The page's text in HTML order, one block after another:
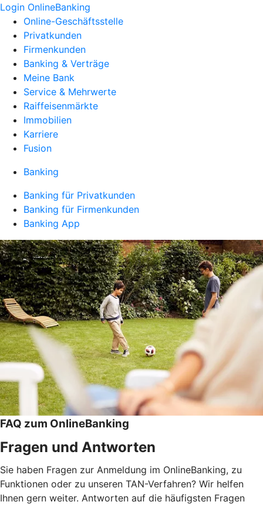
Login OnlineBanking
Online-Geschäftsstelle
Privatkunden
Firmenkunden
Banking & Verträge
Meine Bank
Service & Mehrwerte
Raiffeisenmärkte
Immobilien
Karriere
Fusion
Banking
Banking für Privatkunden
Banking für Firmenkunden
Banking App
FAQ zum OnlineBanking
Fragen und Antworten
Sie haben Fragen zur Anmeldung im OnlineBanking, zu
Funktionen oder zu unseren TAN-Verfahren? Wir helfen
Ihnen gern weiter. Antworten auf die häufigsten Fragen